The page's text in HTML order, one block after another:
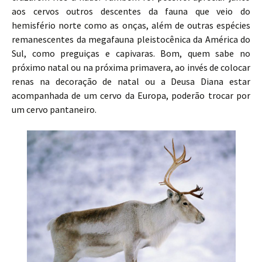
aos cervos outros descentes da fauna que veio do
hemisfério norte como as onças, além de outras espécies
remanescentes da megafauna pleistocênica da América do
Sul, como preguiças e capivaras. Bom, quem sabe no
próximo natal ou na próxima primavera, ao invés de colocar
renas na decoração de natal ou a Deusa Diana estar
acompanhada de um cervo da Europa, poderão trocar por
um cervo pantaneiro.